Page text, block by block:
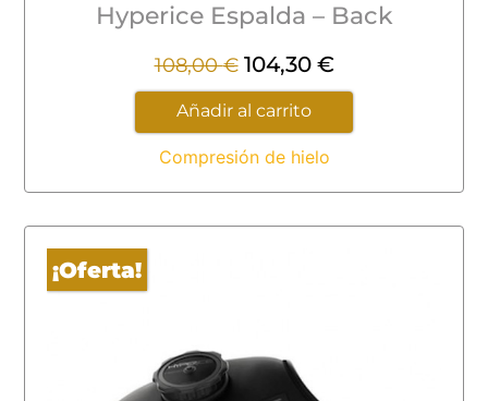
Hyperice Espalda – Back
108,00€ 104,30 €
Añadir al carrito
Compresión de hielo
¡Oferta!